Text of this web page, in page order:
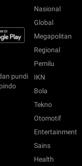
pundi
Nasional
Global
Megapolitan
Regional
Pemilu
IKN
Bola
Tekno
Otomotif
Entertainment
Sains
Health